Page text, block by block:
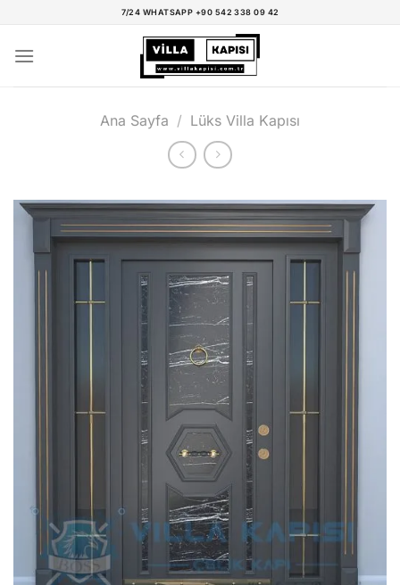
7/24 WHATSAPP +90 542 338 09 42
Ana Sayfa / Lüks Villa Kapısı